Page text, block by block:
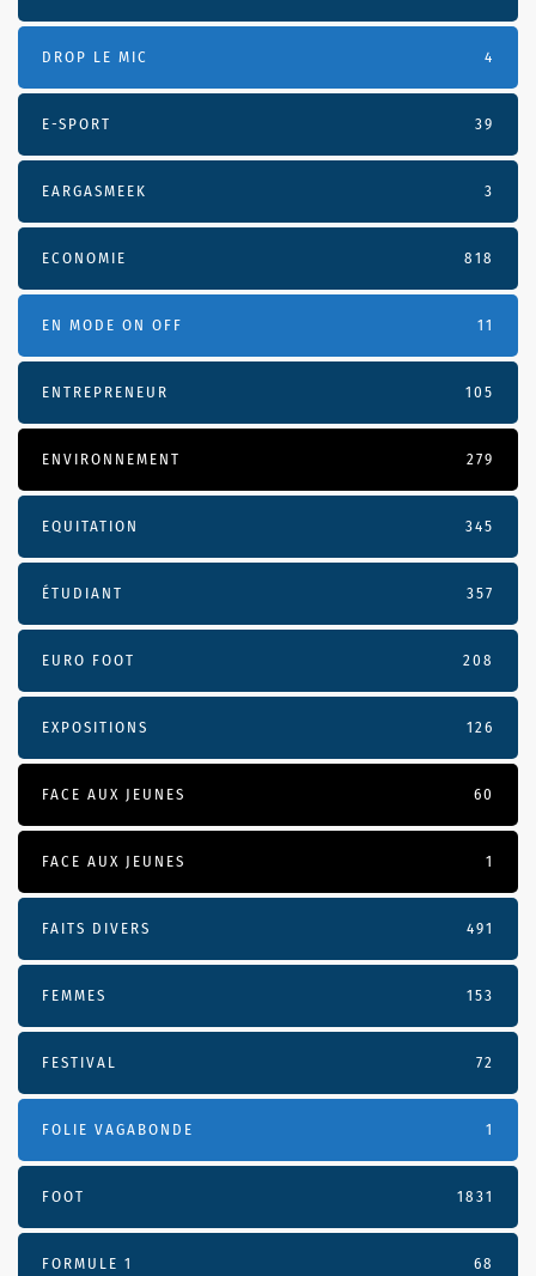
DROP LE MIC 4
E-SPORT 39
EARGASMEEK 3
ECONOMIE 818
EN MODE ON OFF 11
ENTREPRENEUR 105
ENVIRONNEMENT 279
EQUITATION 345
ÉTUDIANT 357
EURO FOOT 208
EXPOSITIONS 126
FACE AUX JEUNES 60
FACE AUX JEUNES 1
FAITS DIVERS 491
FEMMES 153
FESTIVAL 72
FOLIE VAGABONDE 1
FOOT 1831
FORMULE 1 68